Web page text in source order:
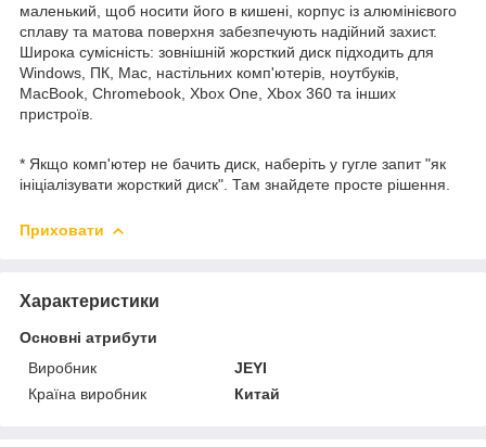
маленький, щоб носити його в кишені, корпус із алюмінієвого
сплаву та матова поверхня забезпечують надійний захист.
Широка сумісність: зовнішній жорсткий диск підходить для
Windows, ПК, Mac, настільних комп'ютерів, ноутбуків,
MacBook, Chromebook, Xbox One, Xbox 360 та інших
пристроїв.
* Якщо комп'ютер не бачить диск, наберіть у гугле запит "як
ініціалізувати жорсткий диск". Там знайдете просте рішення.
Приховати
Характеристики
Основні атрибути
Виробник
JEYI
Країна виробник
Китай